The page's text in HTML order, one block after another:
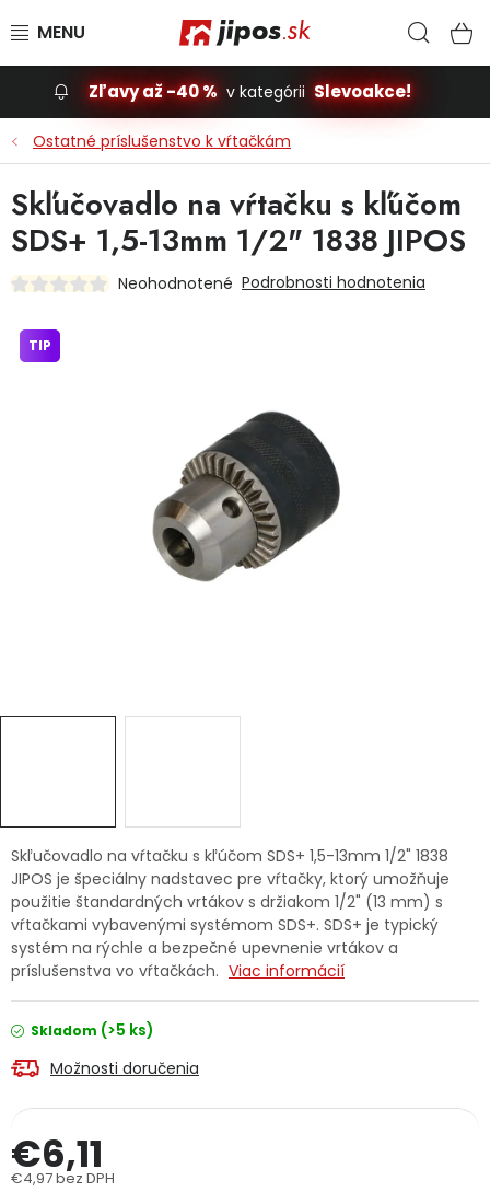
Slevoakce
Stavba, dom
Dielňa
Príslušenstvo pre automobily
Vybavenie a hračky pre deti
Ochranné pracovné pomôcky
Servis náradia Hodnotenie obchodu
Doprava a platba Váš zákaznícky účet
Kontakty
PODPORA
Reklamačný formulár
Podmienky ochrany osobných údajov
Zľavy až -40 % v kategórii Slevoakce!
Ostatné príslušenstvo k vŕtačkám
Skľučovadlo na vŕtačku s kľúčom SDS+ 1,5-13mm 1/2" 1838
JIPOS je špeciálny nadstavec pre vŕtačky, ktorý umožňuje
použitie štandardných vrtákov s držiakom 1/2" (13 mm) s
vŕtačkami vybavenými systémom SDS+. SDS+ je typický
systém na rýchle a bezpečné upevnenie vrtákov a
príslušenstva vo vŕtačkách. Viac informácií
Skladom (>5 ks)
Možnosti doručenia
€6,11
€4,97 bez DPH
Skľučovadlo na vŕtačku s kľúčom
SDS+ 1,5-13mm 1/2" 1838 JIPOS
Neohodnotené Podrobnosti hodnotenia
TIP